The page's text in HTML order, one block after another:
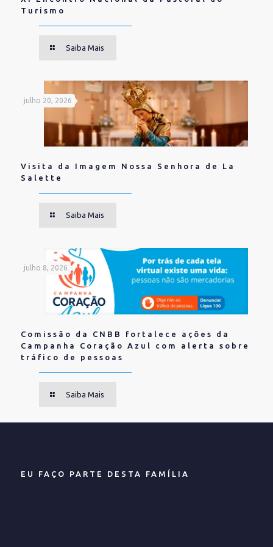
Turismo
Saiba Mais
julho 20, 2026
Visita da Imagem Nossa Senhora de La
Salette
Saiba Mais
julho 8, 2026
Comissão da CNBB fortalece ações da
Campanha Coração Azul com alerta sobre
tráfico de pessoas
Saiba Mais
EU FAÇO PARTE DESTA FAMÍLIA